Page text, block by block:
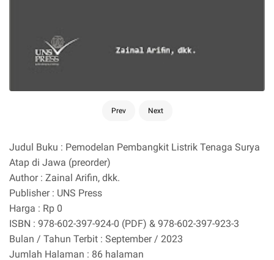
Prev Next
Judul Buku : Pemodelan Pembangkit Listrik Tenaga Surya
Atap di Jawa (preorder)
Author : Zainal Arifin, dkk.
Publisher : UNS Press
Harga : Rp 0
ISBN : 978-602-397-924-0 (PDF) & 978-602-397-923-3
Bulan / Tahun Terbit : September / 2023
Jumlah Halaman : 86 halaman